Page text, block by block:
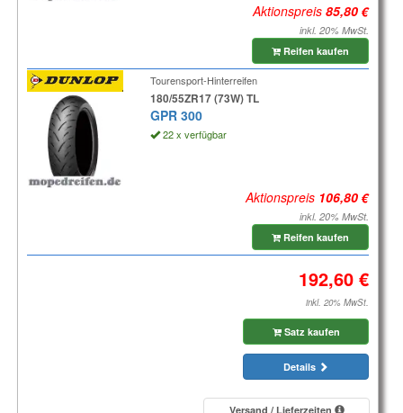
Aktionspreis
inkl. 20% MwSt.
Reifen kaufen
Tourensport-Hinterreifen
180/55ZR17 (73W) TL
GPR 300
22 x verfügbar
Aktionspreis
inkl. 20% MwSt.
Reifen kaufen
inkl. 20% MwSt.
Satz kaufen
Details
Versand / Lieferzeiten